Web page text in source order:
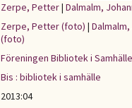
Zerpe, Petter| Dalmalm,
Zerpe, Petter (foto) |
(foto)
Föreningen Bibliotek i Samhälle
Bis : bibliotek i samhälle
2013:04